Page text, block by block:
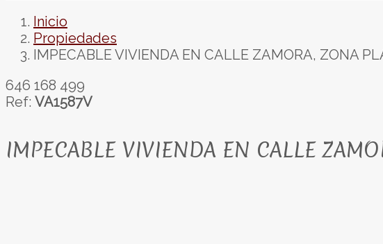
Inicio
Propiedades
IMPECABLE VIVIENDA EN CALLE ZAMORA, ZONA
646 168 499
Ref: VA1587V
IMPECABLE VIVIENDA EN CALLE